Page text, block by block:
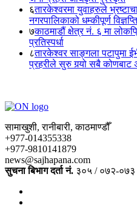
६तारकेश्वरमा युवाहरुले
नगरपालिकाको धम्कीपूर्ण विज्ञप्ति
७काठमाडौं क्षेत्र नं. ६ मा
प्रतिस्पर्धा
८तारकेश्वर साङ्गला पटापुमा
प्रहरीले सुरु गर्‍यो सबै कोणबाट
सामाखुशी, रानीबारी, काठमाण्डौँ
+977-014355338
+977-9810141879
news@sajhapana.com
सुचना बिभाग दर्ता नं. ३०५ / ०७२-०७३